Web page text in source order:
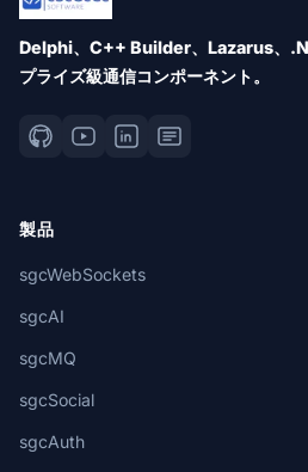
Delphi、C++ Builder、Lazarus、
プライズ級通信コンポーネント。
製品
sgcWebSockets
sgcAI
sgcMQ
sgcSocial
sgcAuth